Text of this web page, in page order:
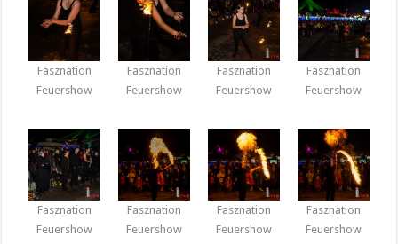
Fasznation
Feuershow
Fasznation
Feuershow
Fasznation
Feuershow
Fasznation
Feuershow
Fasznation
Feuershow
Fasznation
Feuershow
Fasznation
Feuershow
Fasznation
Feuershow